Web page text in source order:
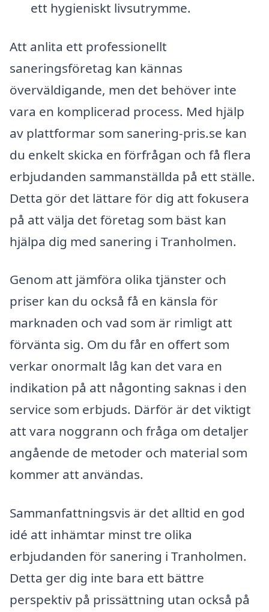
ett hygieniskt livsutrymme.
Att anlita ett professionellt
saneringsföretag kan kännas
överväldigande, men det behöver inte
vara en komplicerad process. Med hjälp
av plattformar som sanering-pris.se kan
du enkelt skicka en förfrågan och få flera
erbjudanden sammanställda på ett ställe.
Detta gör det lättare för dig att fokusera
på att välja det företag som bäst kan
hjälpa dig med sanering i Tranholmen.
Genom att jämföra olika tjänster och
priser kan du också få en känsla för
marknaden och vad som är rimligt att
förvänta sig. Om du får en offert som
verkar onormalt låg kan det vara en
indikation på att någonting saknas i den
service som erbjuds. Därför är det viktigt
att vara noggrann och fråga om detaljer
angående de metoder och material som
kommer att användas.
Sammanfattningsvis är det alltid en god
idé att inhämtar minst tre olika
erbjudanden för sanering i Tranholmen.
Detta ger dig inte bara ett bättre
perspektiv på prissättning utan också på